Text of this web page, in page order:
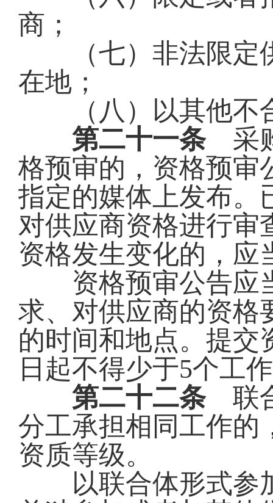
商；
（七）非法限定供
在地；
（八）以其他不合
第二十一条采购
格预审的，资格预审
指定的媒体上发布。
对供应商资格进行审
资格发生变化的，应
资格预审公告应当
求、对供应商的资格
的时间和地点。提交
日起不得少于5个工
第二十二条联合
分工承担相同工作的
资质等级。
以联合体形式参加